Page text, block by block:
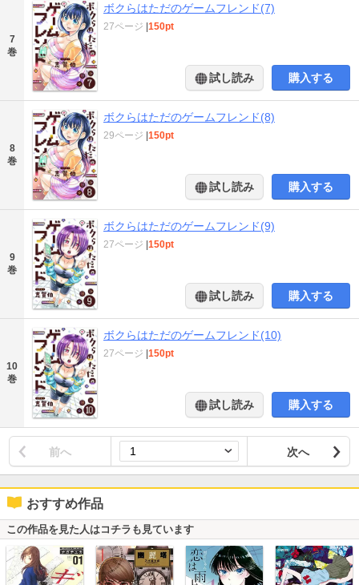
7
巻
ボクらはただのゲームフレンド(7)
27ページ |150pt
試し読み 購入する
8
巻
ボクらはただのゲームフレンド(8)
29ページ |150pt
試し読み 購入する
9
巻
ボクらはただのゲームフレンド(9)
27ページ |150pt
試し読み 購入する
10
巻
ボクらはただのゲームフレンド(10)
27ページ |150pt
試し読み 購入する
前へ 次へ
おすすめ作品
この作品を見た人はコチラも見ています